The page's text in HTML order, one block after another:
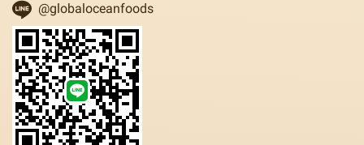
@globaloceanfoods